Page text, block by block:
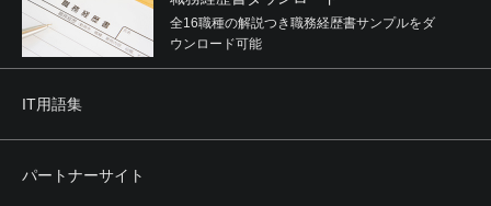
全16職種の解説つき職務経歴書サンプルをダ
ウンロード可能
IT用語集
パートナーサイト